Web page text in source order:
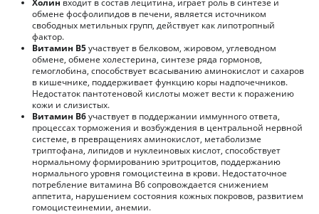
обмене фосфолипидов в печени, является источником
свободных метильных групп, действует как липотропный
фактор.
Витамин В5участвует в белковом, жировом, углеводном
обмене, обмене холестерина, синтезе ряда гормонов,
гемоглобина, способствует всасыванию аминокислот и сахаров
в кишечнике, поддерживает функцию коры надпочечников.
Недостаток пантотеновой кислоты может вести к поражению
кожи и слизистых.
Витамин В6участвует в поддержании иммунного ответа,
процессах торможения и возбуждения в центральной нервной
системе, в превращениях аминокислот, метаболизме
триптофана, липидов и нуклеиновых кислот, способствует
нормальному формированию эритроцитов, поддержанию
нормального уровня гомоцистеина в крови. Недостаточное
потребление витамина В6 сопровождается снижением
аппетита, нарушением состояния кожных покровов, развитием
гомоцистеинемии, анемии.